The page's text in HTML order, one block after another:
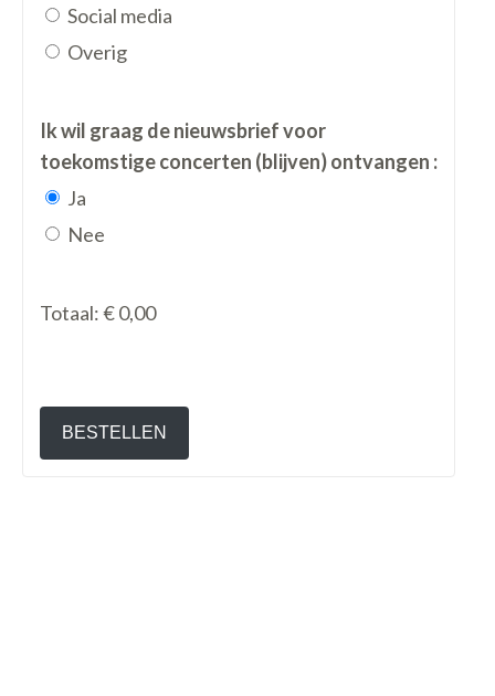
Social media
Overig
Ik wil graag de nieuwsbrief voor
toekomstige concerten (blijven) ontvangen :
Ja
Nee
Totaal:€ 0,00
BESTELLEN